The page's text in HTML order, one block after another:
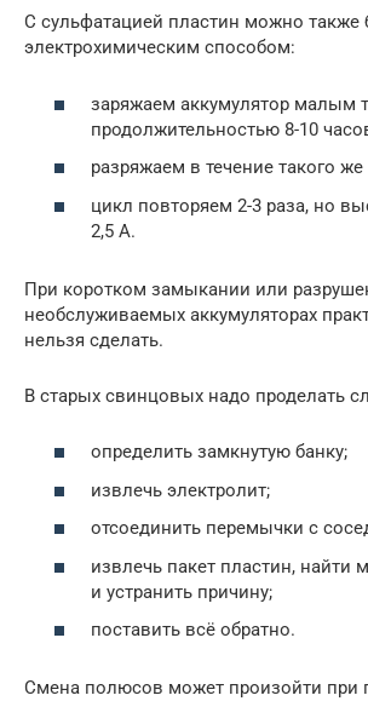
С сульфатацией пластин можно также
электрохимическим способом:
заряжаем аккумулятор малым
продолжительностью 8-10
разряжаем в течение такого
цикл повторяем 2-3 раза, но
2,5 А.
При коротком замыкании или
необслуживаемых аккумуляторах
нельзя сделать.
В старых свинцовых надо проделать
определить замкнутую банку;
извлечь электролит;
отсоединить перемычки с
извлечь пакет пластин, найти
и устранить причину;
поставить всё обратно.
Смена полюсов может произойти при